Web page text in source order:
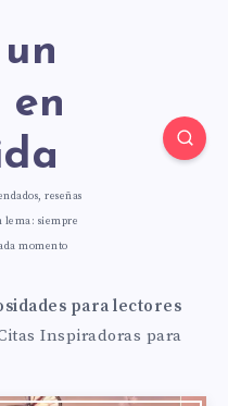
en
reseñas
lema: siempre
momento
para lectores
Inspiradoras para